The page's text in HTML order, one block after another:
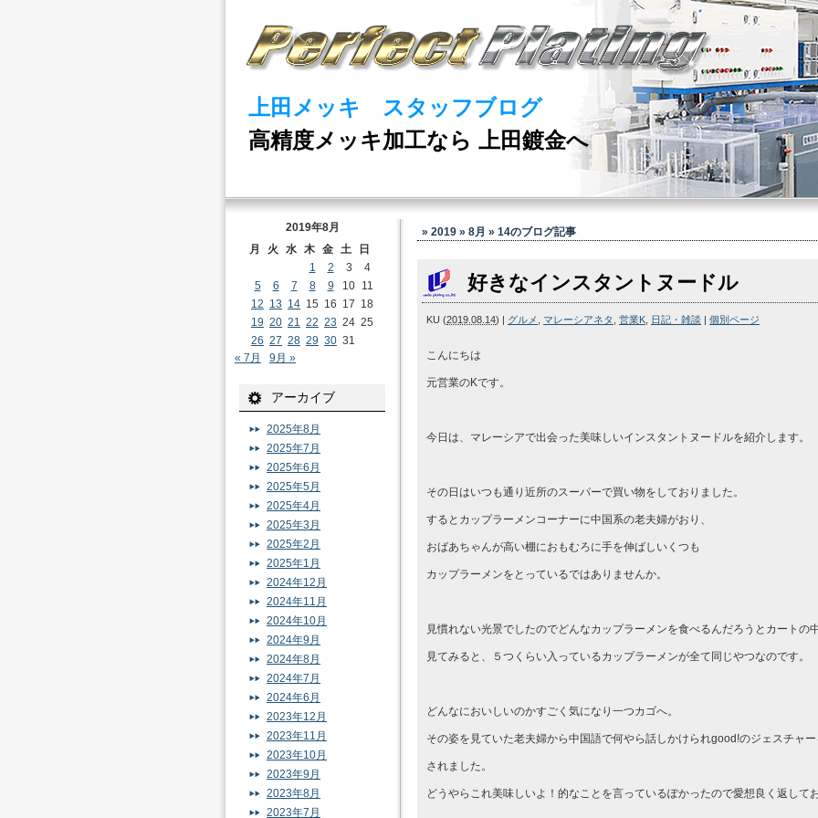
上田メッキ スタッフブログ
高精度メッキ加工なら 上田鍍金へ
» 2019 » 8月 » 14のブログ記事
好きなインスタントヌードル
KU (2019.08.14) | グルメ マレーシアネタ 営業K 日記・雑談 | 個別ページ
こんにちは
元営業のKです。
今日は、マレーシアで出会った美味しいインスタントヌードルを紹介します。
その日はいつも通り近所のスーパーで買い物をしておりました。
するとカップラーメンコーナーに中国系の老夫婦がおり、
おばあちゃんが高い棚におもむろに手を伸ばしいくつも
カップラーメンをとっているではありませんか。
見慣れない光景でしたのでどんなカップラーメンを食べるんだろうとカートの
見てみると、５つくらい入っているカップラーメンが全て同じやつなのです。
どんなにおいしいのかすごく気になり一つカゴへ。
その姿を見ていた老夫婦から中国語で何やら話しかけられgood!のジェスチャー
されました。
どうやらこれ美味しいよ！的なことを言っているぽかったので愛想良く返して
2019年8月
月
火 水 木 金 土
日
1
2 3
4
5
6 7 8 9 10 11
12 13 14 15 16 17 18
19 20 21 22 23 24 25
26 27 28 29 30 31
« 7月
9月 »
アーカイブ
2025年8月
2025年7月
2025年6月
2025年5月
2025年4月
2025年3月
2025年2月
2025年1月
2024年12月
2024年11月
2024年10月
2024年9月
2024年8月
2024年7月
2024年6月
2023年12月
2023年11月
2023年10月
2023年9月
2023年8月
2023年7月